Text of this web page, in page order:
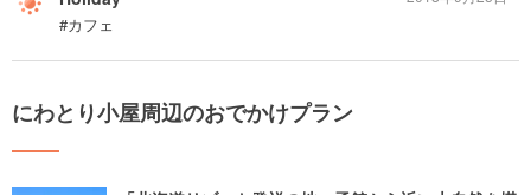
#カフェ
にわとり小屋周辺のおでかけプラン